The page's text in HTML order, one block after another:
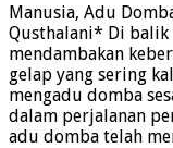
Manusia, Adu
Qusthalani* Di balik
mendambakan
gelap yang sering
mengadu domba
dalam perjalanan
adu domba telah